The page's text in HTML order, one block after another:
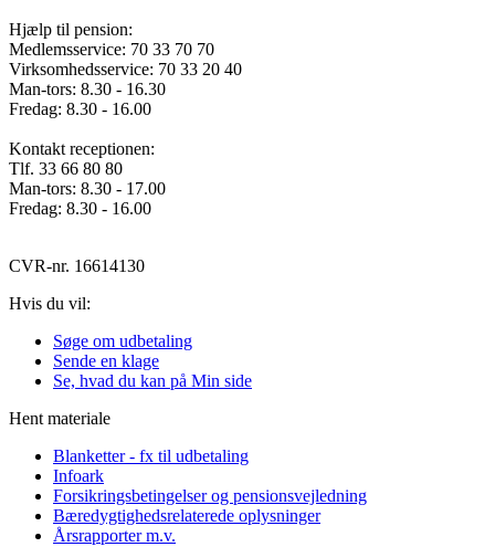
Hjælp til pension:
Medlemsservice: 70 33 70 70
Virksomhedsservice: 70 33 20 40
Man-tors: 8.30 - 16.30
Fredag: 8.30 - 16.00
Kontakt receptionen:
Tlf. 33 66 80 80
Man-tors: 8.30 - 17.00
Fredag: 8.30 - 16.00
CVR-nr. 16614130
Hvis du vil:
Søge om udbetaling
Sende en klage
Se, hvad du kan på Min side
Hent materiale
Blanketter - fx til udbetaling
Infoark
Forsikringsbetingelser og pensionsvejledning
Bæredygtighedsrelaterede oplysninger
Årsrapporter m.v.